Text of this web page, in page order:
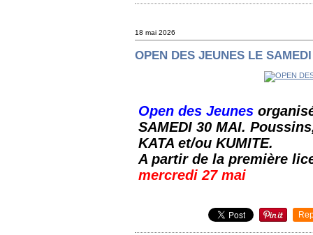
18 mai 2026
OPEN DES JEUNES LE
Open des Jeunes
SAMEDI 30 MAI.
KATA et/ou KUMITE.
A partir de la première
mercredi 27 mai